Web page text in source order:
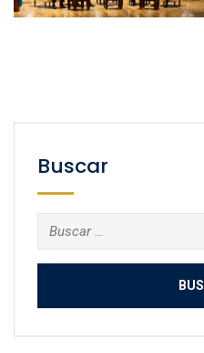
Buscar
Buscar: